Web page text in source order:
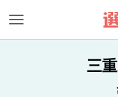
三